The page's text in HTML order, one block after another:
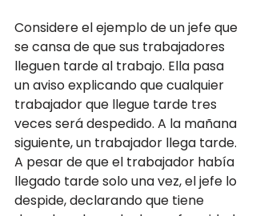
Considere el ejemplo de un jefe que
se cansa de que sus trabajadores
lleguen tarde al trabajo. Ella pasa
un aviso explicando que cualquier
trabajador que llegue tarde tres
veces será despedido. A la mañana
siguiente, un trabajador llega tarde.
A pesar de que el trabajador había
llegado tarde solo una vez, el jefe lo
despide, declarando que tiene